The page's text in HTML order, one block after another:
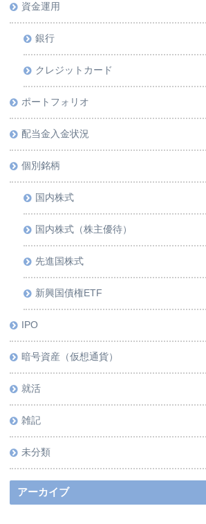
資金運用
銀行
クレジットカード
ポートフォリオ
配当金入金状況
個別銘柄
国内株式
国内株式（株主優待）
先進国株式
新興国債権ETF
IPO
暗号資産（仮想通貨）
就活
雑記
未分類
アーカイブ